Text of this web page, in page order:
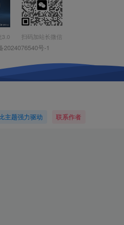
3.0 扫码加站长微信
2024076540号-1
主题强力驱动 联系作者